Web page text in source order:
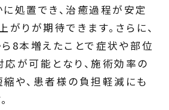
処置でき、治癒過程が安定
がりが期待できます。さらに、
8本増えたことで症状や部位
が可能となり、施術効率の
や、患者様の負担軽減にも